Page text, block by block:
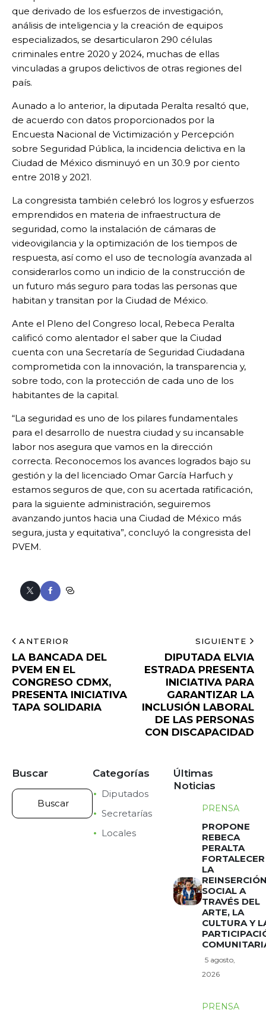
que derivado de los esfuerzos de investigación,
análisis de inteligencia y la creación de equipos
especializados, se desarticularon 290 células
criminales entre 2020 y 2024, muchas de ellas
vinculadas a grupos delictivos de otras regiones del
país.
Aunado a lo anterior, la diputada Peralta resaltó que,
de acuerdo con datos proporcionados por la
Encuesta Nacional de Victimización y Percepción
sobre Seguridad Pública, la incidencia delictiva en la
Ciudad de México disminuyó en un 30.9 por ciento
entre 2018 y 2021.
La congresista también celebró los logros y esfuerzos
emprendidos en materia de infraestructura de
seguridad, como la instalación de cámaras de
videovigilancia y la optimización de los tiempos de
respuesta, así como el uso de tecnología avanzada al
considerarlos como un indicio de la construcción de
un futuro más seguro para todas las personas que
habitan y transitan por la Ciudad de México.
Ante el Pleno del Congreso local, Rebeca Peralta
calificó como alentador el saber que la Ciudad
cuenta con una Secretaría de Seguridad Ciudadana
comprometida con la innovación, la transparencia y,
sobre todo, con la protección de cada uno de los
habitantes de la capital.
“La seguridad es uno de los pilares fundamentales
para el desarrollo de nuestra ciudad y su incansable
labor nos asegura que vamos en la dirección
correcta. Reconocemos los avances logrados bajo su
gestión y la del licenciado Omar García Harfuch y
estamos seguros de que, con su acertada ratificación,
para la siguiente administración, seguiremos
avanzando juntos hacia una Ciudad de México más
segura, justa y equitativa”, concluyó la congresista del
PVEM.
ANTERIOR
LA BANCADA DEL
PVEM EN EL
CONGRESO CDMX,
PRESENTA INICIATIVA
TAPA SOLIDARIA
SIGUIENTE
DIPUTADA ELVIA
ESTRADA PRESENTA
INICIATIVA PARA
GARANTIZAR LA
INCLUSIÓN LABORAL
DE LAS PERSONAS
CON DISCAPACIDAD
Buscar Categorías
Diputados
Secretarías
Locales
Últimas
Noticias
PRENSA
PROPONE
REBECA
PERALTA
FORTALECER
LA
SOCIAL A
TRAVÉS DEL
ARTE, LA
CULTURA Y
5 agosto,
2026
PRENSA